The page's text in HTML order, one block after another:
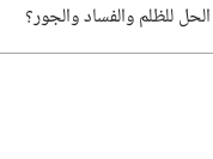
للظلم والفساد والجور؟‏